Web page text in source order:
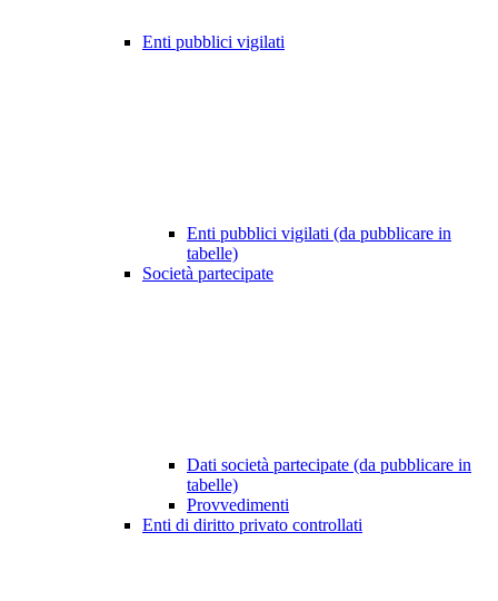
Enti pubblici vigilati
Enti pubblici vigilati (da pubblicare in
tabelle)
Società partecipate
Dati società partecipate (da pubblicare in
tabelle)
Provvedimenti
Enti di diritto privato controllati